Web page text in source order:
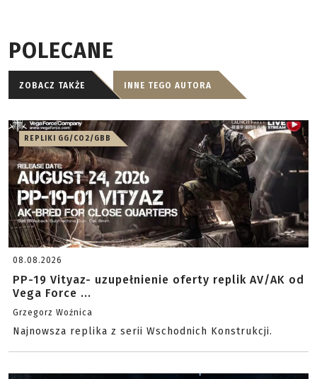
POLECANE
ZOBACZ TAKŻE INNE TEGO AUTORA
REPLIKI GG/CO2/GBB
08.08.2026
PP-19 Vityaz- uzupełnienie oferty replik AV/AK od
Vega Force ...
Grzegorz Woźnica
Najnowsza replika z serii Wschodnich Konstrukcji.